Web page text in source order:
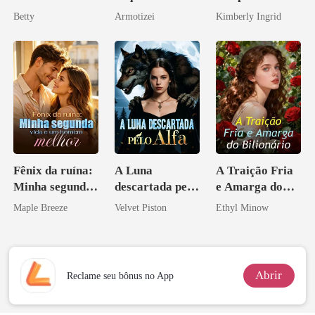
Vingança da
Marcada
Betty
pelo Mafioso
CONTRATO
DE SANGUE
Armotizei
do professor
Kimberly Ingrid
Fênix da ruína:
Minha segunda
vida e um
Maple Breeze
A Luna
descartada pelo
Alfa
Velvet Piston
A Traição Fria
e Amarga do
Bilionário
Ethyl Minow
Reclame seu bônus no App Abrir